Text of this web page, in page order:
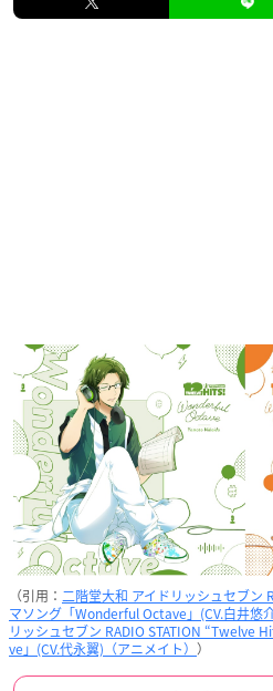
（引用： 二階堂大和 アイドリッシュセブン
マソング「Wonderful Octave」(CV.白井悠
リッシュセブン RADIO STATION “Twelve
ve」(CV.代永翼)（アニメイト） ）